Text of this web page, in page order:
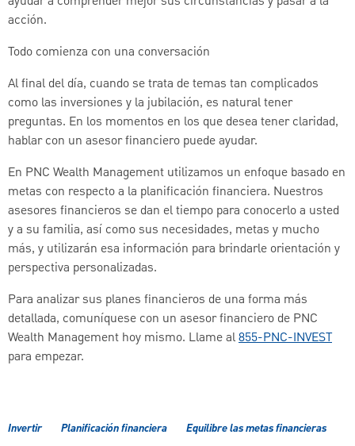
acción.
Todo comienza con una conversación
Al final del día, cuando se trata de temas tan complicados
como las inversiones y la jubilación, es natural tener
preguntas. En los momentos en los que desea tener claridad,
hablar con un asesor financiero puede ayudar.
En PNC Wealth Management utilizamos un enfoque basado en
metas con respecto a la planificación financiera. Nuestros
asesores financieros se dan el tiempo para conocerlo a usted
y a su familia, así como sus necesidades, metas y mucho
más, y utilizarán esa información para brindarle orientación y
perspectiva personalizadas.
Para analizar sus planes financieros de una forma más
detallada, comuníquese con un asesor financiero de PNC
Wealth Management hoy mismo. Llame al855-PNC-INVEST
para empezar.
Invertir Planificación financiera Equilibre las metas financieras